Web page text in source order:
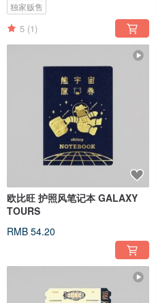
独家贩售
5 (1)
欧比旺 护照风笔记本 GALAXY
TOURS
RMB 54.20